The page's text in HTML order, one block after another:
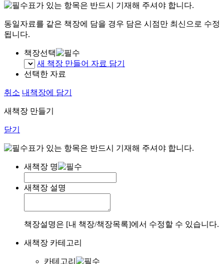
표가 있는 항목은 반드시 기재해 주셔야 합니다.
동일자료를 같은 책장에 담을 경우 담은 시점만 최신으로 수정
됩니다.
책장선택
새 책장 만들어 자료 담기
선택한 자료
취소 내책장에 담기
새책장 만들기
닫기
표가 있는 항목은 반드시 기재해 주셔야 합니다.
새책장 명
새책장 설명
책장설명은 [내 책장/책장목록]에서 수정할 수 있습니다.
새책장 카테고리
카테고리